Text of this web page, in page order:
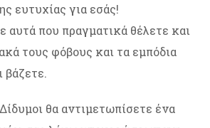
ευτυχίας για εσάς!
αυτά που πραγματικά θέλετε και
τους φόβους και τα εμπόδια
βάζετε.
θα αντιμετωπίσετε ένα